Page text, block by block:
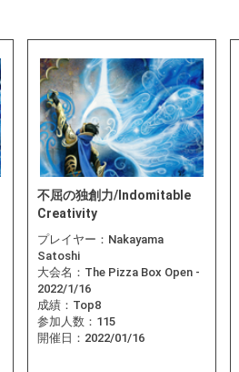
不屈の独創力/Indomitable
Creativity
プレイヤー： Nakayama
Satoshi
大会名： The Pizza Box Open -
2022/1/16
成績： Top8
参加人数： 115
開催日： 2022/01/16